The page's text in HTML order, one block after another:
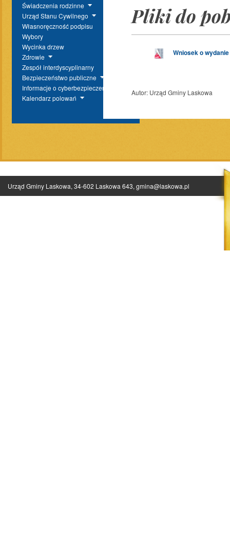
Świadczenia rodzinne
Urząd Stanu Cywilnego
Własnoręczność podpisu
Wybory
Wycinka drzew
Zdrowie
Zespół interdyscyplinarny
Bezpieczeństwo publiczne
Informacje o cyberbezpieczeństwie
Kalendarz polowań
Pliki do
Wniosek o
Autor: Urząd Gminy Laskowa
Urząd Gminy Laskowa, 34-602 Laskowa 643, gmina@laskowa.pl